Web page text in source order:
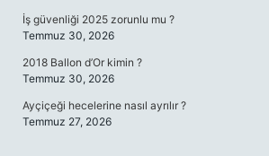
İş güvenliği 2025 zorunlu mu ?
Temmuz 30, 2026
2018 Ballon d’Or kimin ?
Temmuz 30, 2026
Ayçiçeği hecelerine nasıl ayrılır ?
Temmuz 27, 2026